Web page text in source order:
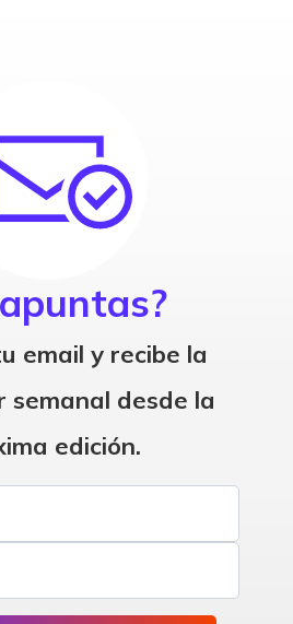
email y recibe la
semanal desde la
edición.